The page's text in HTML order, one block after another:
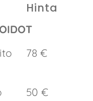
Hinta
78 €
50 €